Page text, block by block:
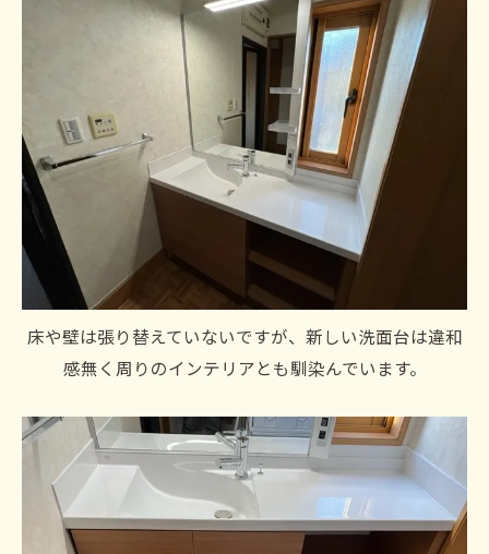
床や壁は張り替えていないですが、新しい洗面台は違和
感無く周りのインテリアとも馴染んでいます。